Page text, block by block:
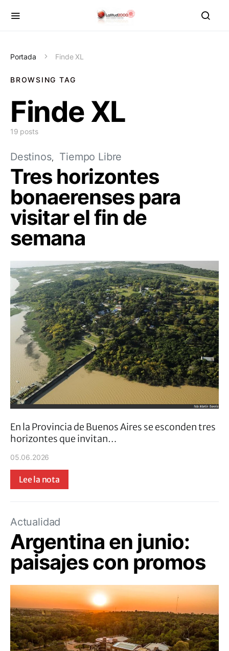
Portada Finde XL
BROWSING TAG
Finde XL
19 posts
Destinos Tiempo Libre
Tres horizontes
bonaerenses para
visitar el fin de
semana
En la Provincia de Buenos Aires se esconden tres
horizontes que invitan…
05.06.2026
Lee la nota
Actualidad
Argentina en junio:
paisajes con promos